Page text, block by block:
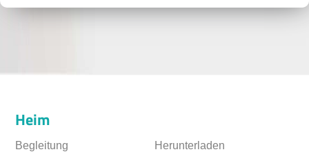
Heim
Begleitung
Herunterladen